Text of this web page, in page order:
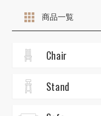
商品一覧
Chair
Stand